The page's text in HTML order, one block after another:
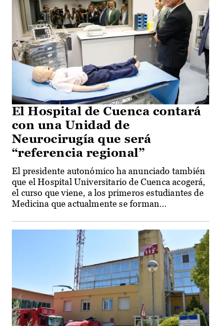
El Hospital de Cuenca contará
con una Unidad de
Neurocirugía que será
“referencia regional”
El presidente autonómico ha anunciado también
que el Hospital Universitario de Cuenca acogerá,
el curso que viene, a los primeros estudiantes de
Medicina que actualmente se forman...